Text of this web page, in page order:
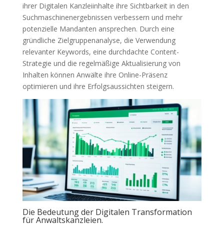
ihrer Digitalen Kanzleiinhalte ihre Sichtbarkeit in den
Suchmaschinenergebnissen verbessern und mehr
potenzielle Mandanten ansprechen. Durch eine
gründliche Zielgruppenanalyse, die Verwendung
relevanter Keywords, eine durchdachte Content-
Strategie und die regelmäßige Aktualisierung von
Inhalten können Anwälte ihre Online-Präsenz
optimieren und ihre Erfolgsaussichten steigern.
Die Bedeutung der Digitalen Transformation
für Anwaltskanzleien.